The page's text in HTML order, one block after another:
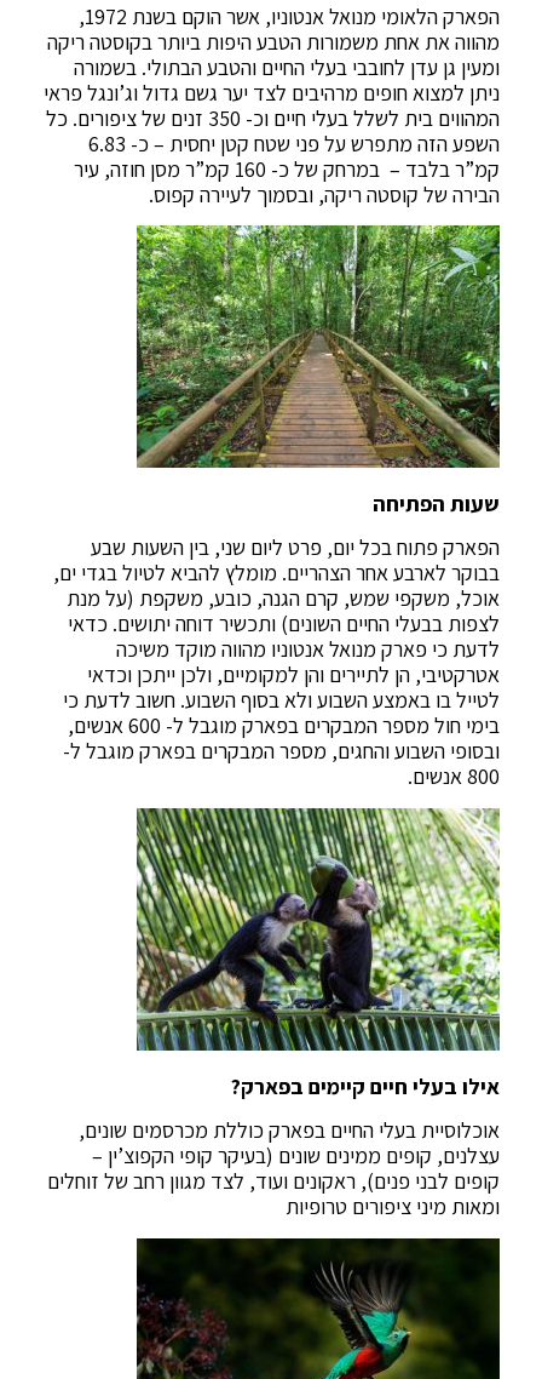
הפארק הלאומי מנואל אנטוניו, אשר הוקם בשנת 1972,
מהווה את אחת משמורות הטבע היפות ביותר בקוסטה ריקה
ומעין גן עדן לחובבי בעלי החיים והטבע הבתולי. בשמורה
ניתן למצוא חופים מרהיבים לצד יער גשם גדול וג’ונגל פראי
המהווים בית לשלל בעלי חיים וכ- 350 זנים של ציפורים. כל
השפע הזה מתפרש על פני שטח קטן יחסית – כ- 6.83
קמ”ר בלבד – במרחק של כ- 160 קמ”ר מסן חוזה, עיר
הבירה של קוסטה ריקה, ובסמוך לעיירה קפוס.
שעות הפתיחה
הפארק פתוח בכל יום, פרט ליום שני, בין השעות שבע
בבוקר לארבע אחר הצהריים. מומלץ להביא לטיול בגדי ים,
אוכל, משקפי שמש, קרם הגנה, כובע, משקפת (על מנת
לצפות בבעלי החיים השונים) ותכשיר דוחה יתושים. כדאי
לדעת כי פארק מנואל אנטוניו מהווה מוקד משיכה
אטרקטיבי, הן לתיירים והן למקומיים, ולכן ייתכן וכדאי
לטייל בו באמצע השבוע ולא בסוף השבוע. חשוב לדעת כי
בימי חול מספר המבקרים בפארק מוגבל ל- 600 אנשים,
ובסופי השבוע והחגים, מספר המבקרים בפארק מוגבל ל-
800 אנשים.
אילו בעלי חיים קיימים בפארק?
אוכלוסיית בעלי החיים בפארק כוללת מכרסמים שונים,
עצלנים, קופים ממינים שונים (בעיקר קופי הקפוצ’ין –
קופים לבני פנים), ראקונים ועוד, לצד מגוון רחב של זוחלים
ומאות מיני ציפורים טרופיות